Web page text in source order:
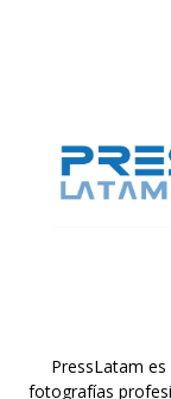
PressLatam
fotografías